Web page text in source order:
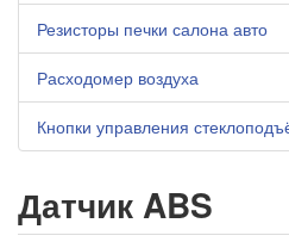
Резисторы печки салона авто
Расходомер воздуха
Кнопки управления
Датчик ABS